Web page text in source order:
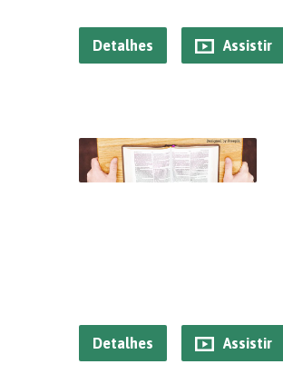
Detalhes Assistir
Detalhes Assistir